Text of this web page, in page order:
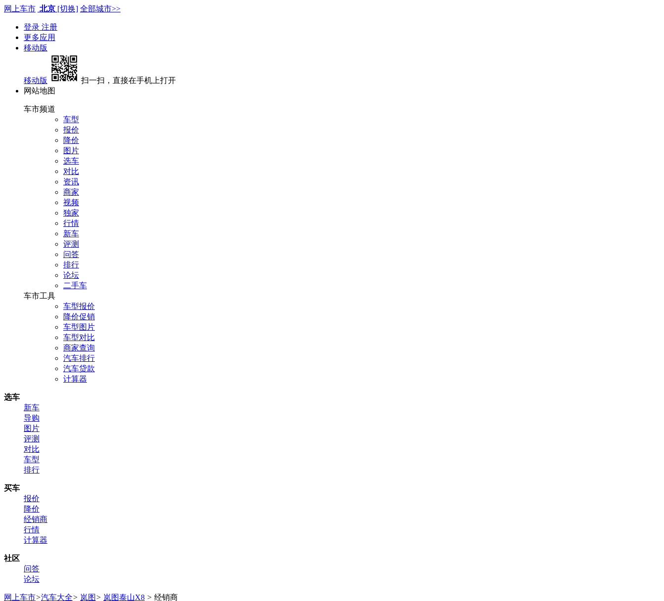
网上车市 北京 [切换] 全部城市>>
登录 注册
更多应用
移动版
移动版
扫一扫，直接在手机上打开
网站地图
车市频道
车型
报价
降价
图片
选车
对比
资讯
商家
视频
独家
行情
新车
评测
问答
排行
论坛
二手车
车市工具
车型报价
降价促销
车型图片
车型对比
商家查询
汽车排行
汽车贷款
计算器
选车
新车
导购
图片
评测
对比
车型
排行
买车
报价
降价
经销商
行情
计算器
社区
问答
论坛
网上车市>汽车大全> 岚图> 岚图泰山X8 > 经销商